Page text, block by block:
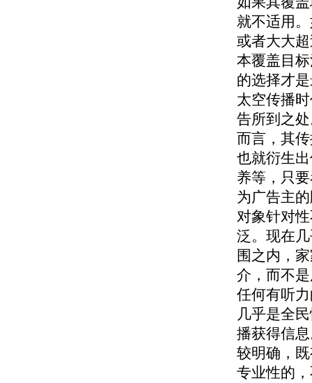
就不适用
或者大大
本覆盖目
的选择才
太空传播
告所到之
而言，其
也就衍生
养等，只
为广告主
对象针对
泛。现在
围之内，
介，而不
任何有听
几乎是全
播获得信
较明确，
专业性的